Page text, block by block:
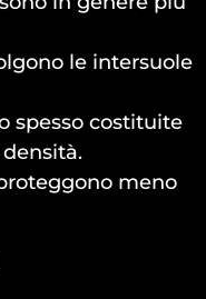
le intersuole
spesso costituite
meno